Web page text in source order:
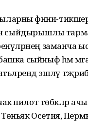
фәнни-
сыйдырышлы
заманча
сыйныф һәм
эшләү
пилот төбәкләр
Осетия,